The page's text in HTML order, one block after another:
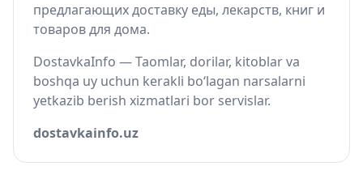
предлагающих доставку еды, лекарств, книг и
товаров для дома.
DostavkaInfo — Taomlar, dorilar, kitoblar va
boshqa uy uchun kerakli bo‘lagan narsalarni
yetkazib berish xizmatlari bor servislar.
dostavkainfo.uz